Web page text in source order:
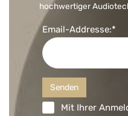
hochwertiger
Email-Addresse:*
Mit Ihrer